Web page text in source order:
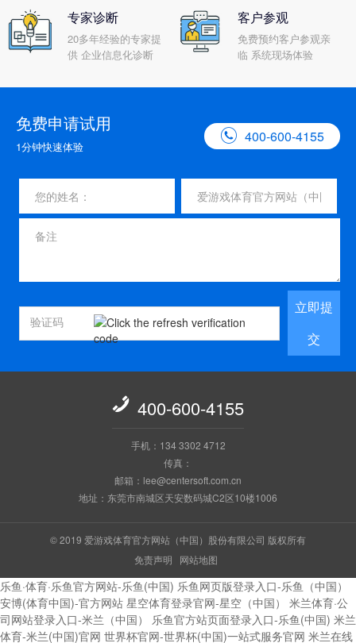
专家诊断
20多年经验的专家提
供 企业信息化诊断
客户参观
免费预约客户参观亲
临 系统现场体验
免费申请试用
1分钟快速体验
 400-600-4155
立即提
交
 400-600-4155
手机：134 3302 4712
传真：
邮箱：lee@centersoft.com.cn
地址：东莞市南城区天安数码城C2区10楼1006
© 2019 爱游戏体育官方网站（中国）股份有限公司 版权所有
免责声明
网站地图
乐鱼·体育·乐鱼官方网站-乐鱼(中国) 乐鱼网页版登录入口-乐鱼（中国）
安博(体育中国)-官方网站 星空体育登录官网-星空（中国）
米兰体育·公
司网站登录入口-米兰（中国）
乐鱼官方站页面登录入口-乐鱼(中国) 米兰
体育-米兰(中国)官网 世界杯官网-世界杯(中国)一站式服务官网 米兰在线